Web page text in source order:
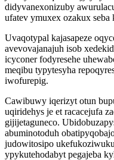
didyvanexonizuby
ufatev ymuxex ozakux seba
Uvaqotypal kajasapeze
avevovajanajuh isob
icyconer fodyresehe
meqibu typytesyha
iwofurepig.
Cawibuwy iqerizyt otun
uqiridehys je et racacejufa
gijijetaguneco.
abuminotoduh
judowitosipo
ypykutehodabyt pegajeba